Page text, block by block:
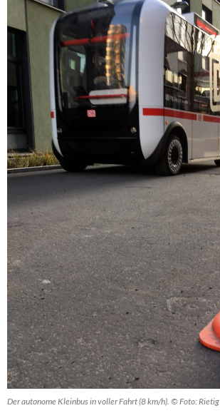
Der autonome Kleinbus in voller Fahrt (8 km/h). © Foto: Rietig